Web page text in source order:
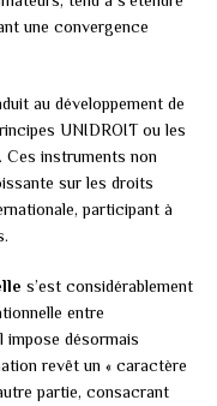
une convergence
au développement de
UNIDROIT ou les
instruments non
sur les droits
participant à
s’est considérablement
entre
impose désormais
revêt un « caractère
partie, consacrant